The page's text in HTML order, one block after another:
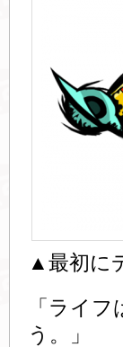
▲最初に
「ライ
う。」